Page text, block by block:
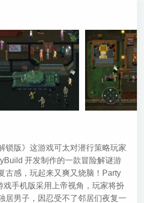
锁版》这游戏可太对潜行策略玩家
开发制作的一款冒险解谜游
古感，玩起来又爽又烧脑！Party
戏手机版采用上帝视角，玩家将扮
居男子，因忍受不了邻居们夜复一